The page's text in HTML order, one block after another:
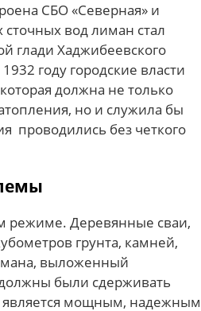
СБО «Северная» и
сточных вод лиман стал
глади Хаджибеевского
году городские власти
должна не только
но и служила бы
проводились без четкого
режиме. Деревянные сваи,
грунта, камней,
выложенный
были сдерживать
является мощным, надежным